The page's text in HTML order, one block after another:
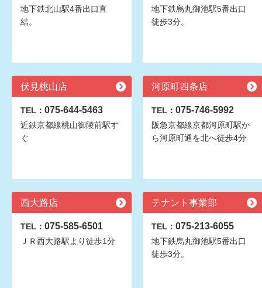
地下鉄北山駅4番出口直
結。
地下鉄烏丸御池駅5番出口
徒歩3分。
伏見桃山店
TEL： 075-644-5463
近鉄京都線桃山御陵前駅す
ぐ
河原町四条店
TEL： 075-746-5992
阪急京都線京都河原町駅か
ら河原町通を北へ徒歩4分
西大路店
TEL： 075-585-6501
ＪＲ西大路駅より徒歩1分
テナント事業部
TEL： 075-213-6055
地下鉄烏丸御池駅5番出口
徒歩3分。